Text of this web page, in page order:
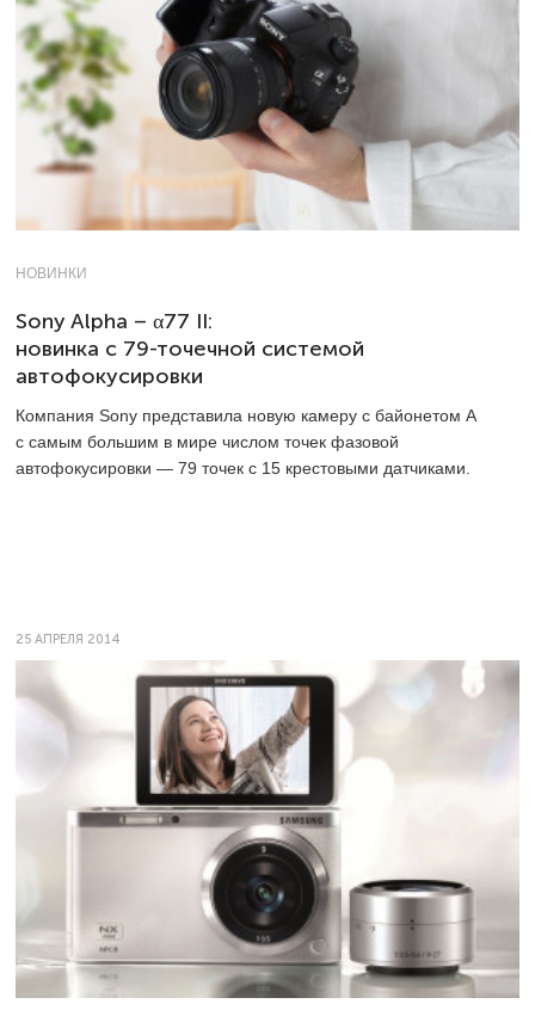
НОВИНКИ
Sony Alpha – α77 II:
новинка с 79-точечной системой
автофокусировки
Компания Sony представила новую камеру с байонетом A
с самым большим в мире числом точек фазовой
автофокусировки — 79 точек с 15 крестовыми датчиками.
25 АПРЕЛЯ 2014